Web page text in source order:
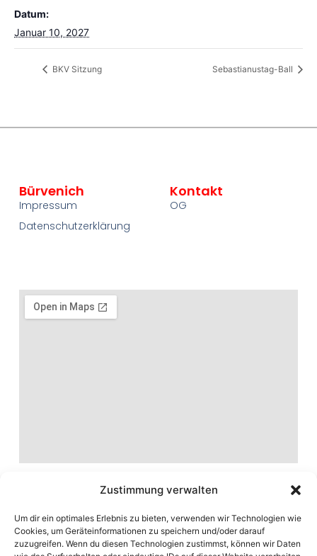
Zustimmung verwalten
Um dir ein optimales Erlebnis zu bieten, verwenden wir Technologien wie
Cookies, um Geräteinformationen zu speichern und/oder darauf
zuzugreifen. Wenn du diesen Technologien zustimmst, können wir Daten
Datum:
Januar 10, 2027
BKV Sitzung Sebastianustag-Ball
Bürvenich
Impressum
Datenschutzerklärung
Kontakt
OG